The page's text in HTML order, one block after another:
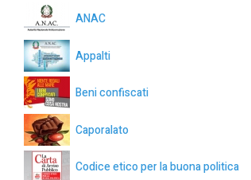
ANAC
Appalti
Beni confiscati
Caporalato
Codice etico per la buona politica